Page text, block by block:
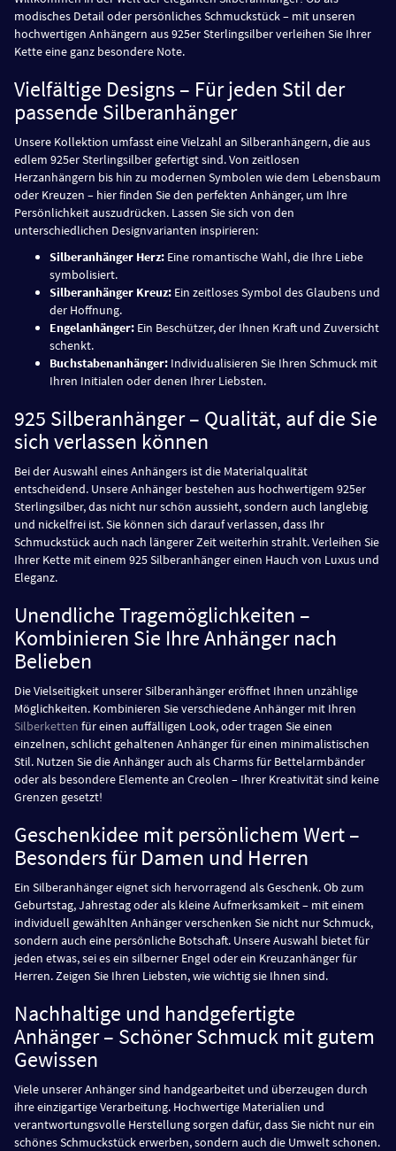
modisches Detail oder persönliches Schmuckstück – mit unseren
hochwertigen Anhängern aus 925er Sterlingsilber verleihen Sie Ihrer
Kette eine ganz besondere Note.
Vielfältige Designs – Für jeden Stil der
passende Silberanhänger
Unsere Kollektion umfasst eine Vielzahl an Silberanhängern, die aus
edlem 925er Sterlingsilber gefertigt sind. Von zeitlosen
Herzanhängern bis hin zu modernen Symbolen wie dem Lebensbaum
oder Kreuzen – hier finden Sie den perfekten Anhänger, um Ihre
Persönlichkeit auszudrücken. Lassen Sie sich von den
unterschiedlichen Designvarianten inspirieren:
Silberanhänger Herz: Eine romantische Wahl, die Ihre Liebe
symbolisiert.
Silberanhänger Kreuz: Ein zeitloses Symbol des Glaubens und
der Hoffnung.
Engelanhänger: Ein Beschützer, der Ihnen Kraft und Zuversicht
schenkt.
Buchstabenanhänger: Individualisieren Sie Ihren Schmuck mit
Ihren Initialen oder denen Ihrer Liebsten.
925 Silberanhänger – Qualität, auf die Sie
sich verlassen können
Bei der Auswahl eines Anhängers ist die Materialqualität
entscheidend. Unsere Anhänger bestehen aus hochwertigem 925er
Sterlingsilber, das nicht nur schön aussieht, sondern auch langlebig
und nickelfrei ist. Sie können sich darauf verlassen, dass Ihr
Schmuckstück auch nach längerer Zeit weiterhin strahlt. Verleihen Sie
Ihrer Kette mit einem 925 Silberanhänger einen Hauch von Luxus und
Eleganz.
Unendliche Tragemöglichkeiten –
Kombinieren Sie Ihre Anhänger nach
Belieben
Die Vielseitigkeit unserer Silberanhänger eröffnet Ihnen unzählige
Möglichkeiten. Kombinieren Sie verschiedene Anhänger mit Ihren
Silberketten für einen auffälligen Look, oder tragen Sie einen
einzelnen, schlicht gehaltenen Anhänger für einen minimalistischen
Stil. Nutzen Sie die Anhänger auch als Charms für Bettelarmbänder
oder als besondere Elemente an Creolen – Ihrer Kreativität sind keine
Grenzen gesetzt!
Geschenkidee mit persönlichem Wert –
Besonders für Damen und Herren
Ein Silberanhänger eignet sich hervorragend als Geschenk. Ob zum
Geburtstag, Jahrestag oder als kleine Aufmerksamkeit – mit einem
individuell gewählten Anhänger verschenken Sie nicht nur Schmuck,
sondern auch eine persönliche Botschaft. Unsere Auswahl bietet für
jeden etwas, sei es ein silberner Engel oder ein Kreuzanhänger für
Herren. Zeigen Sie Ihren Liebsten, wie wichtig sie Ihnen sind.
Nachhaltige und handgefertigte
Anhänger – Schöner Schmuck mit gutem
Gewissen
Viele unserer Anhänger sind handgearbeitet und überzeugen durch
ihre einzigartige Verarbeitung. Hochwertige Materialien und
verantwortungsvolle Herstellung sorgen dafür, dass Sie nicht nur ein
schönes Schmuckstück erwerben, sondern auch die Umwelt schonen.